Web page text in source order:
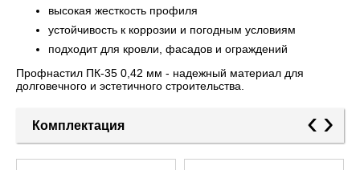
высокая жесткость профиля
устойчивость к коррозии и погодным условиям
подходит для кровли, фасадов и ограждений
Профнастил ПК-35 0,42 мм - надежный материал для
долговечного и эстетичного строительства.
Комплектация ‹ ›